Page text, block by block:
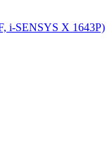
i-SENSYS X 1643P)